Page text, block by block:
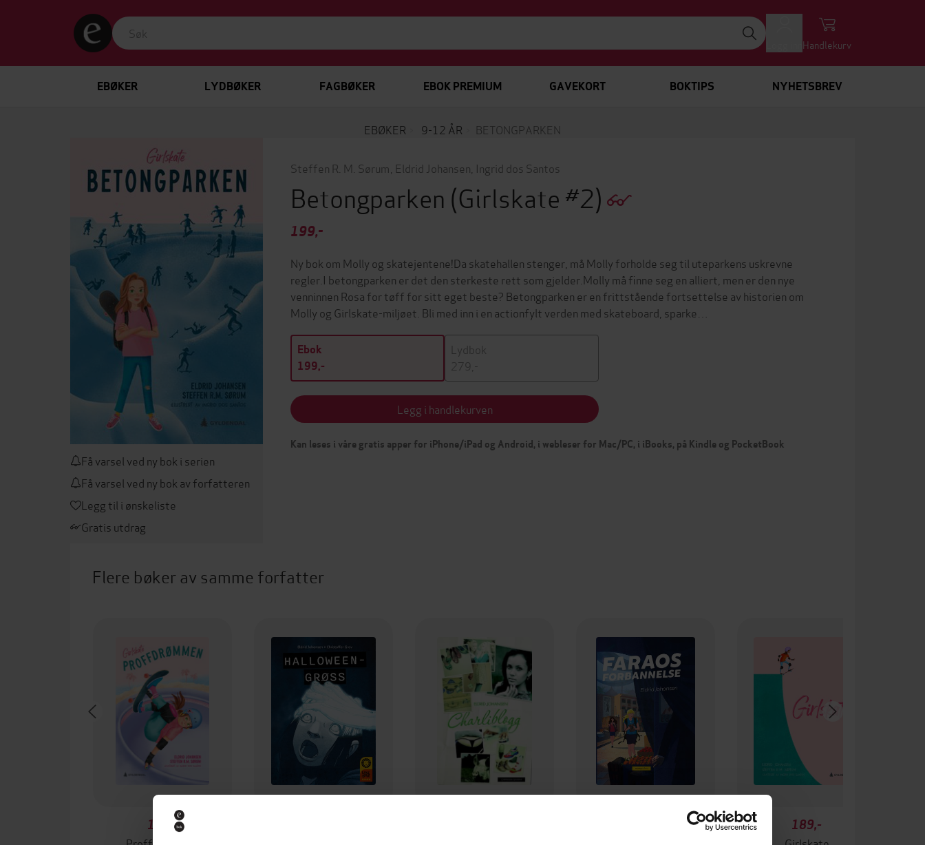
Handlekurv
EBØKER LYDBØKER FAGBØKER EBOK PREMIUM GAVEKORT BOKTIPS NYHETSBREV
EBØKER 9-12 ÅR BETONGPARKEN
Få varsel ved ny bok i serien
Få varsel ved ny bok av forfatteren
Legg til i ønskeliste
Gratis utdrag
Steffen R. M. Sørum Eldrid Johansen Ingrid dos Santos
Betongparken (Girlskate #2)
199,-
Ny bok om Molly og skatejentene!Da skatehallen stenger, må Molly forholde seg til uteparkens uskrevne
regler.I betongparken er det den sterkeste rett som gjelder.Molly må finne seg en alliert, men er den nye
venninnen Rosa for tøff for sitt eget beste? Betongparken er en frittstående fortsettelse av historien om
Molly og Girlskate-miljøet. Bli med inn i en actionfylt verden med skateboard, sparke…
Ebok
199,-
Lydbok
279,-
Legg i handlekurven
Kan leses i våre gratis apper for iPhone/iPad og Android, i webleser for Mac/PC, i iBooks, på Kindle og PocketBook
Flere bøker av samme forfatter
179,-
189,-